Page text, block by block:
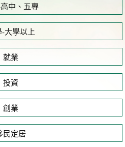
中、五專
-大學以上
就業
投資
創業
民定居